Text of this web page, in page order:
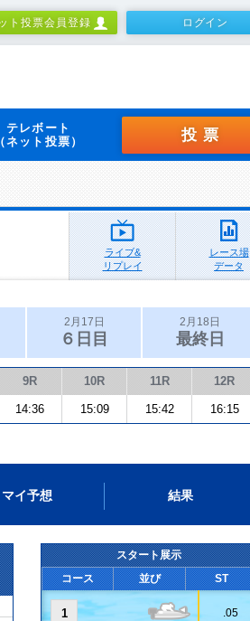
ト投票会員登録 ログイン
テレボート
（ネット投票）
投票
ライブ&
リプレイ
レース場
データ
2月17日
６日目
2月18日
最終日
9R 10R 11R 12R
14:36 15:09 15:42 16:15
マイ予想 結果
スタート展示
コース
並び ST
1 .05